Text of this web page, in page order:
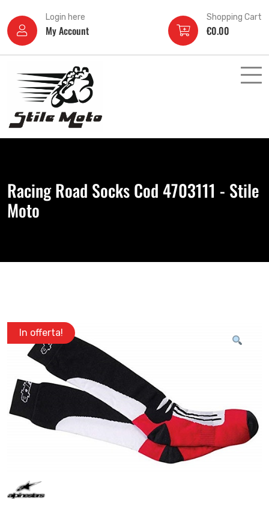
Login here
My Account
Shopping Cart
€0.00
Racing Road Socks Cod 4703111 - Stile
Moto
In offerta!